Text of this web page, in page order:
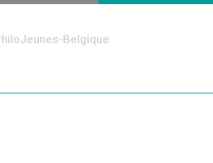
PhiloJeunes-Belgique